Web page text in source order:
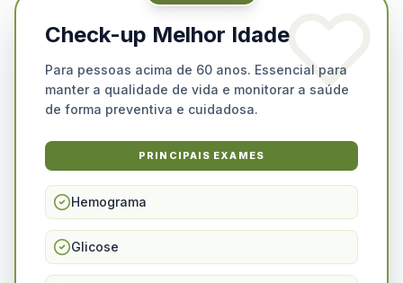
Check-up Melhor Idade
Para pessoas acima de 60 anos. Essencial para
manter a qualidade de vida e monitorar a saúde
de forma preventiva e cuidadosa.
PRINCIPAIS EXAMES
Hemograma
Glicose